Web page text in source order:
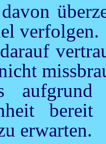
verfolgen.
aufgrund
erwarten.